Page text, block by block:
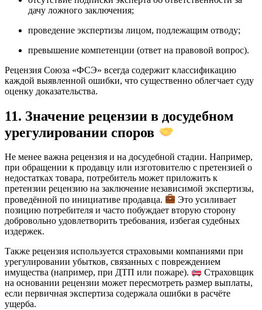
дачу ложного заключения;
проведение экспертизы лицом, подлежащим отводу;
превышение компетенции (ответ на правовой вопрос).
Рецензия Союза «ФСЭ» всегда содержит классификацию
каждой выявленной ошибки, что существенно облегчает суду
оценку доказательства.
11. Значение рецензии в досудебном
урегулировании споров
Не менее важна рецензия и на досудебной стадии. Например,
при обращении к продавцу или изготовителю с претензией о
недостатках товара, потребитель может приложить к
претензии рецензию на заключение независимой экспертизы,
проведённой по инициативе продавца.
Это усиливает
позицию потребителя и часто побуждает вторую сторону
добровольно удовлетворить требования, избегая судебных
издержек.
Также рецензия используется страховыми компаниями при
урегулировании убытков, связанных с повреждением
имущества (например, при ДТП или пожаре).
Страховщик
на основании рецензии может пересмотреть размер выплаты,
если первичная экспертиза содержала ошибки в расчёте
ущерба.